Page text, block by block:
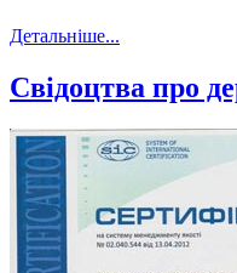
Детальніше...
Cвідоцтва про